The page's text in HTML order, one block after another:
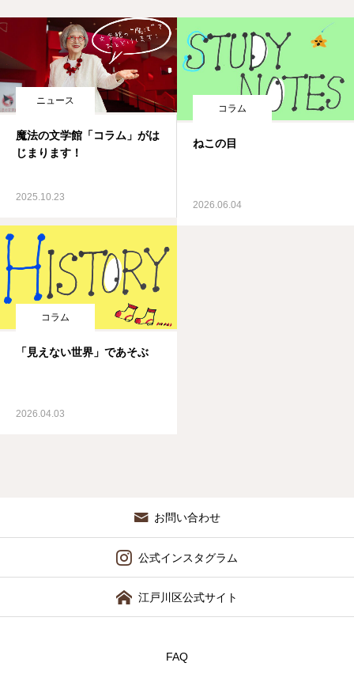
ニュース
魔法の文学館「コラム」がは
じまります！
2025.10.23
コラム
ねこの目
2026.06.04
コラム
「見えない世界」であそぶ
2026.04.03
お問い合わせ
公式インスタグラム
江戸川区公式サイト
FAQ